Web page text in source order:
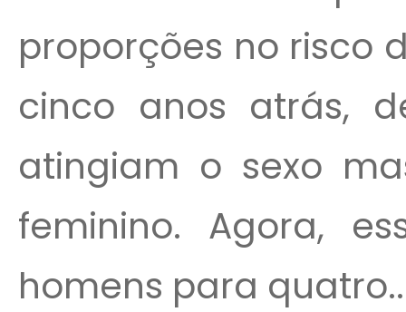
proporções no risco
cinco anos atrás,
atingiam o sexo
feminino. Agora,
homens para